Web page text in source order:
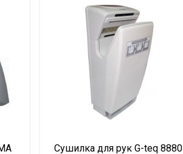
Сушилка для рук G-teq 8880